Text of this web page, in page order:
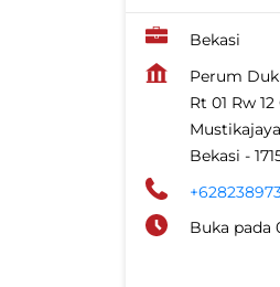
Bekasi
Perum
Rt 01 Rw
Mustikajaya
Bekasi -
Buka pada